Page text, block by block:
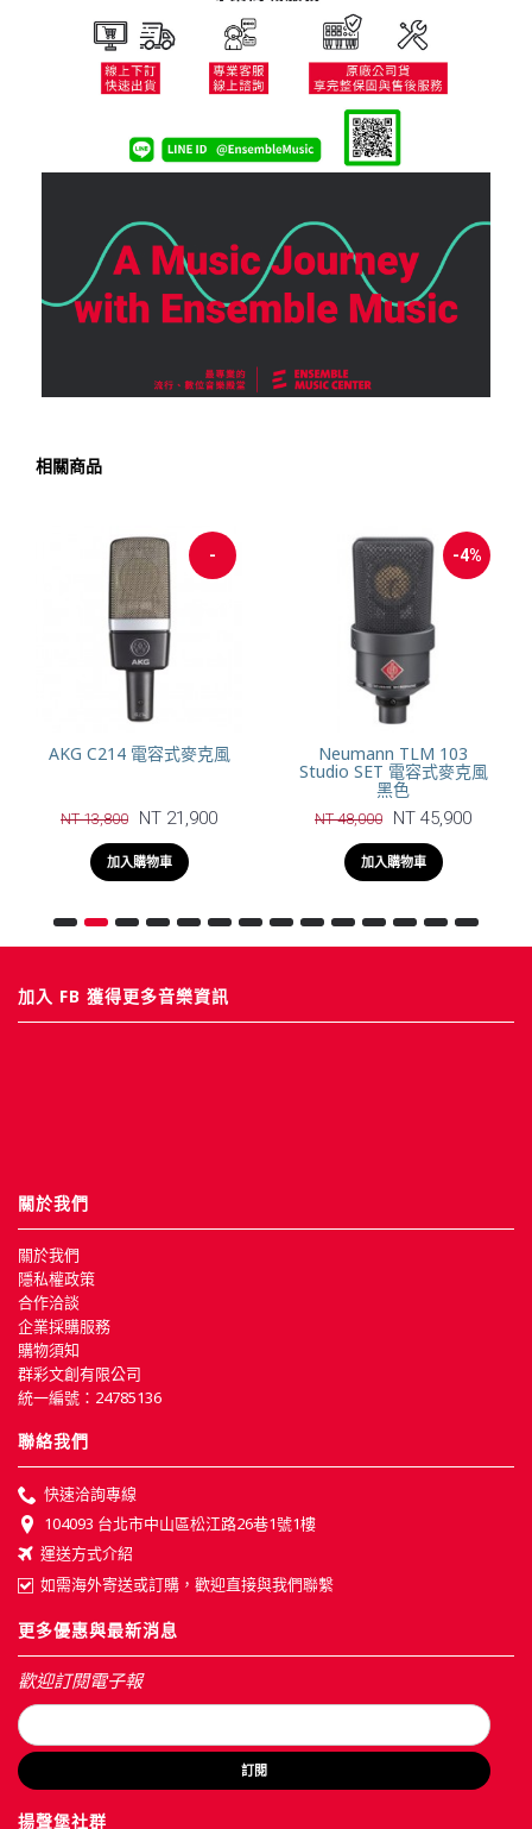
相關商品
-12%
Warm Audio WA-87 R2
NT 25,400 NT 22,400
加入購物車
Warm Audio WA-67 真空
管電容式麥克風
NT 32,800
加入購物車
加入 FB 獲得更多音樂資訊
關於我們
關於我們
隱私權政策
合作洽談
企業採購服務
購物須知
群彩文創有限公司
統一編號：24785136
聯絡我們
快速洽詢專線
104093 台北市中山區松江路26巷1號1樓
運送方式介紹
如需海外寄送或訂購，歡迎直接與我們聯繫
更多優惠與最新消息
歡迎訂閱電子報
訂閱
揚聲堡社群